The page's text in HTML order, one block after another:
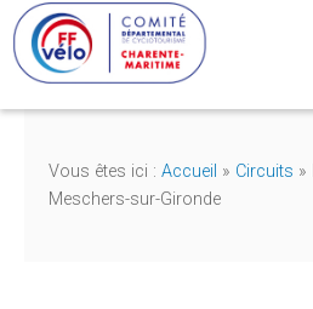
Vous êtes ici : Accueil » Circuits »
Meschers-sur-Gironde